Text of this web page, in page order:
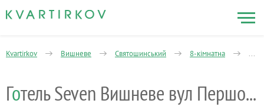
Kvartirkov Вишневе Святошинський 8-кімнатна
Го тель Seven Вишневе вул Першотравнева14